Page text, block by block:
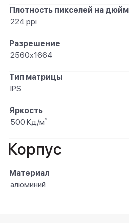
Плотность пикселей на дюйм
224 ppi
Разрешение
2560x1664
Тип матрицы
IPS
Яркость
500 Кд/м²
Корпус
Материал
алюминий